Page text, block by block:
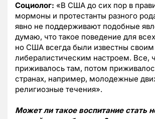
Социолог: «В США до сих пор в
мормоны и протестанты разного
явно не поддерживают подобные
думаю, что такое поведение для
но США всегда были известны своим
либералистическим настроем. Все,
приживалось там, потом
странах, например, молодежные
религиозные течения».
Может ли такое воспитание стать